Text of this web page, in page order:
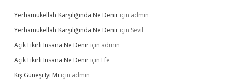
Yerhamükellah Karşılığında Ne Denir için admin
Yerhamükellah Karşılığında Ne Denir için Sevil
Açık Fikirli Insana Ne Denir için admin
Açık Fikirli Insana Ne Denir için Efe
Kış Güneşi Iyi Mi için admin